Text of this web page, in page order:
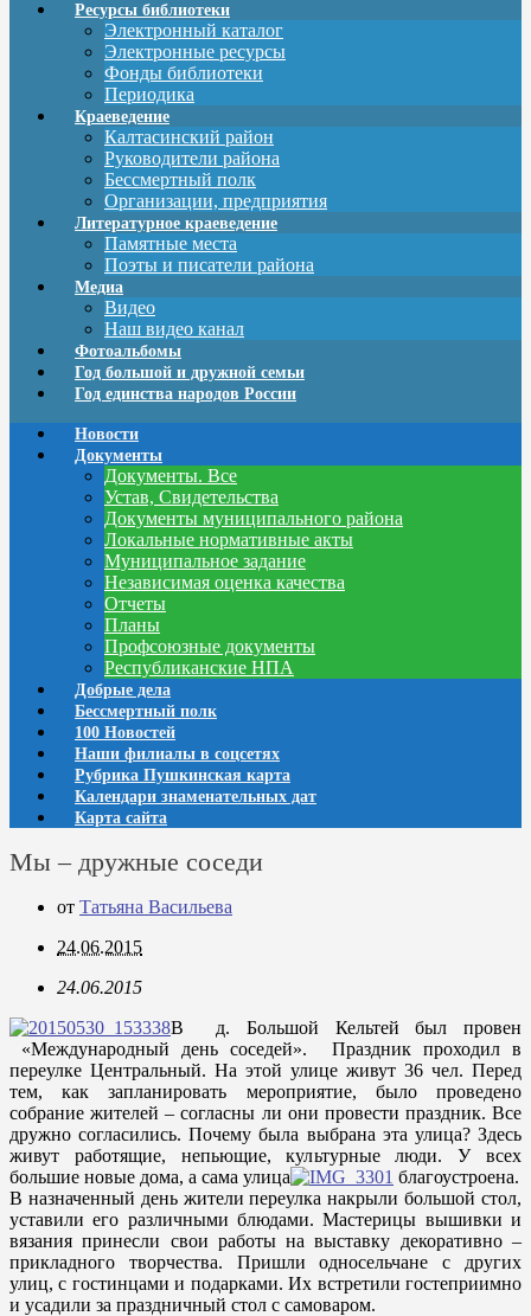
Ресурсы библиотеки
Электронный каталог
Электронные ресурсы
Фонды библиотеки
Периодика
Краеведение
Калтасинский район
Руководители района
Бессмертный полк
Организации, предприятия
Литературное краеведение
Памятные места
Поэты и писатели района
Медиа
Видео
Наш видео канал
Фотоальбомы
Год большой и дружной семьи
Год единства народов России
Новости
Документы
Документы. Все
Устав, Свидетельства
Документы муниципального района
Локальные нормативные акты
Муниципальное задание
Независимая оценка качества
Отчеты
Планы
Профсоюзные документы
Республиканские НПА
Добрые дела
Бессмертный полк
100 Новостей
Наши филиалы в соцсетях
Рубрика Пушкинская карта
Календари знаменательных дат
Карта сайта
Мы – дружные соседи
от Татьяна Васильева
24.06.2015
24.06.2015
В д. Большой Кельтей был провен
«Международный день соседей». Праздник проходил в
переулке Центральный. На этой улице живут 36 чел. Перед
тем, как запланировать мероприятие, было проведено
собрание жителей – согласны ли они провести праздник. Все
дружно согласились. Почему была выбрана эта улица? Здесь
живут работящие, непьющие, культурные люди. У всех
большие новые дома, а сама улица
благоустроена.
В назначенный день жители переулка накрыли большой стол,
уставили его различными блюдами. Мастерицы вышивки и
вязания принесли свои работы на выставку декоративно –
прикладного творчества. Пришли односельчане с других
улиц, с гостинцами и подарками. Их встретили гостеприимно
и усадили за праздничный стол с самоваром.